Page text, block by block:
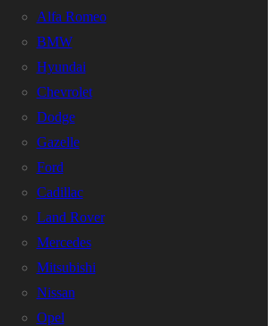
Alfa Romeo
BMW
Hyundai
Chevrolet
Dodge
Gazelle
Ford
Cadillac
Land Rover
Mercedes
Mitsubishi
Nissan
Opel